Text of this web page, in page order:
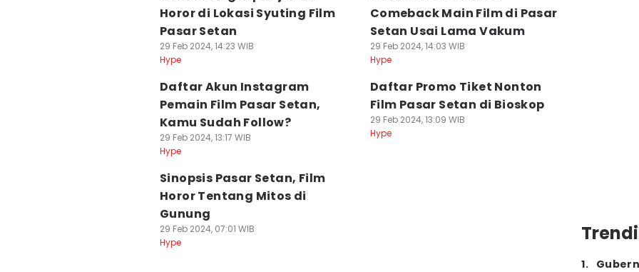
Horor di Lokasi Syuting Film
Pasar Setan
29 Feb 2024, 14:23 WIB
Hype
Comeback Main Film di Pasar
Setan Usai Lama Vakum
29 Feb 2024, 14:03 WIB
Hype
Daftar Akun Instagram
Pemain Film Pasar Setan,
Kamu Sudah Follow?
29 Feb 2024, 13:17 WIB
Hype
Daftar Promo Tiket Nonton
Film Pasar Setan di Bioskop
29 Feb 2024, 13:09 WIB
Hype
Sinopsis Pasar Setan, Film
Horor Tentang Mitos di
Gunung
29 Feb 2024, 07:01 WIB
Hype
1.